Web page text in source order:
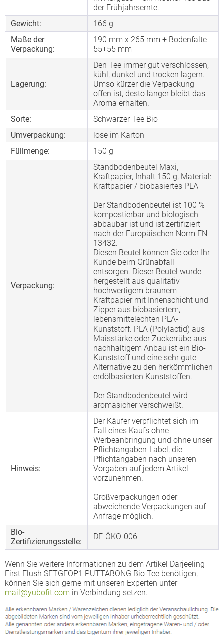
der Frühjahrsernte.
Gewicht:
166 g
Maße der
Verpackung:
190 mm x 265 mm + Bodenfalte
55+55 mm
Lagerung:
Den Tee immer gut verschlossen,
kühl, dunkel und trocken lagern.
Umso kürzer die Verpackung
offen ist, desto länger bleibt das
Aroma erhalten.
Sorte:
Schwarzer Tee Bio
Umverpackung:
lose im Karton
Füllmenge:
150 g
Verpackung:
Standbodenbeutel Maxi,
Kraftpapier, Inhalt 150 g, Material:
Kraftpapier / biobasiertes PLA
Der Standbodenbeutel ist 100 %
kompostierbar und biologisch
abbaubar ist und ist zertifiziert
nach der Europäischen Norm EN
13432.
Diesen Beutel können Sie oder Ihr
Kunde beim Grünabfall
entsorgen. Dieser Beutel wurde
hergestellt aus qualitativ
hochwertigem braunem
Kraftpapier mit Innenschicht und
Zipper aus biobasiertem,
lebensmittelechten PLA-
Kunststoff. PLA (Polylactid) aus
Maisstärke oder Zuckerrübe aus
nachhaltigem Anbau ist ein Bio-
Kunststoff und eine sehr gute
Alternative zu den herkömmlichen
erdölbasierten Kunststoffen.
Der Standbodenbeutel wird
aromasicher verschweißt.
Hinweis:
Der Käufer verpflichtet sich im
Fall eines Kaufs ohne
Werbeanbringung und ohne unser
Pflichtangaben-Label, die
Pflichtangaben nach unseren
Vorgaben auf jedem Artikel
vorzunehmen.
Großverpackungen oder
abweichende Verpackungen auf
Anfrage möglich.
Bio-
Zertifizierungsstelle:
DE-ÖKO-006
Wenn Sie weitere Informationen zu dem Artikel Darjeeling
First Flush SFTGFOP1 PUTTABONG Bio Tee benötigen,
können Sie sich gerne mit unseren Experten unter
mail@yubofit.com in Verbindung setzen.